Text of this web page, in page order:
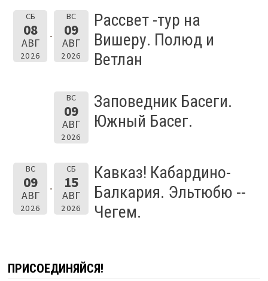
СБ
08
АВГ
2026
ВС
09
АВГ
2026
Рассвет -тур на
Вишеру. Полюд и
Ветлан
ВС
09
АВГ
2026
Заповедник Басеги.
Южный Басег.
ВС
09
АВГ
2026
СБ
15
АВГ
2026
Кавказ! Кабардино-
Балкария. Эльтюбю --
Чегем.
ПРИСОЕДИНЯЙСЯ!